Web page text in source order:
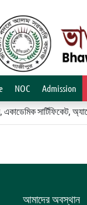
NOC Admission
একাডেমিক
আমাদের অবস্থান